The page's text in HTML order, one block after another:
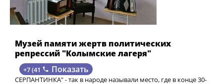
Музей памяти жертв политических
репрессий "Колымские лагеря"
+7 (41 Показать
СЕРПАНТИНКА" - так в народе называли место, где в конце 30-